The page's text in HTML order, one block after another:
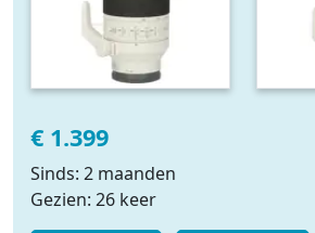
€ 1.399
Sinds: 2 maanden
Gezien: 26 keer